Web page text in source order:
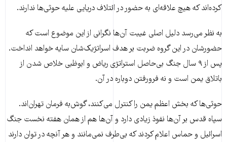
کرده‌اند که هیچ علاقه‌ای به حضور در ائتلاف دریایی علیه حوثی‌ها ندارند.
به نظر می‌رسد دلیل اصلی غیبت آن‌ها نگرانی از این موضوع است که
حضورشان در این گروه ضربت بر هدف اسراتژیک‌شان سایه خواهد انداخت.
پس از ۹ سال جنگ بی‌حاصل استراتژی ریاض و ابوظبی خلاص شدن از
باتلاق یمن است و نه فرورفتن دوباره در آن.
حوثی‌ها که بخش اعظم یمن را کنترل می‌کنند، گوش‌به فرمان تهران‌اند.
سپاه قدس بر آن‌ها نفوذ زیادی دارد و آن‌ها هم از همان هفته نخست جنگ
اسرائیل و حماس اعلام کردند که بی‌طرف نمی‌مانند و هر آنچه در توان دارند